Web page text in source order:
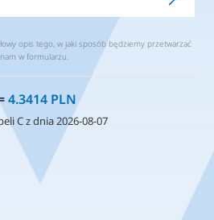
opis tego, w jaki sposób będziemy przetwarzać
w formularzu.
4.3414 PLN
C z dnia 2026-08-07